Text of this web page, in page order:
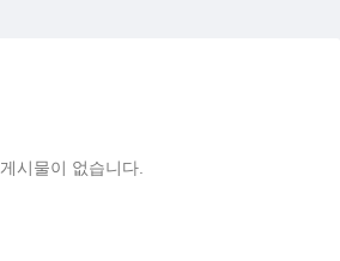
게시물이 없습니다.